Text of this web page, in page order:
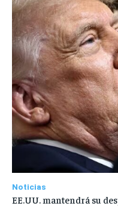
Noticias
EE.UU. mantendrá su